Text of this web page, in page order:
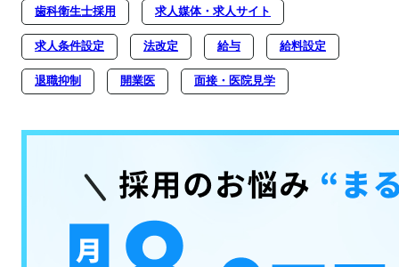
歯科衛生士採用 求人媒体・求人サイト
求人条件設定 法改定 給与 給料設定
退職抑制 開業医 面接・医院見学